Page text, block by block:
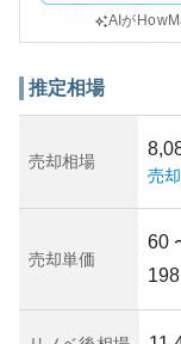
が住民に快適さ
き続き安定的な需
確にはお伝えでき
定期的な修繕や
産価値の維持がな
られますが、西東
い地域とされて
AIが
推定相場
売却相場
売
売却単価
60
198